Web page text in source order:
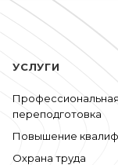
УСЛУГИ
Профессиональная
переподготовка
Повышение
Охрана труда